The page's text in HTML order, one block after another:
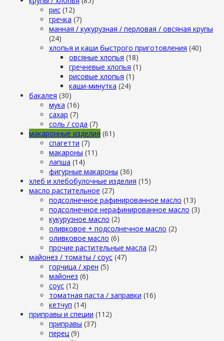
рис (12)
гречка (7)
манная / кукурузная / перловая / овсяная крупы
(24)
хлопья и каши быстрого приготовления (40)
овсяные хлопья (18)
гречневые хлопья (1)
рисовые хлопья (1)
каши-минутка (24)
бакалея (30)
мука (16)
сахар (7)
cоль / cода (7)
макаронные изделия (61)
cпагетти (7)
макароны (11)
лапша (14)
фигурные макароны (36)
хлеб и хлебобулочные изделия (15)
масло растительное (27)
подсолнечное рафинированное масло (13)
подсолнечное нерафинированное масло (3)
кукурузное масло (2)
оливковое + подсолнечное масло (2)
оливковое масло (6)
прочие растительные масла (2)
майонез / томаты / соус (47)
горчица / хрен (5)
майонез (6)
соус (12)
томатная паста / заправки (16)
кетчуп (14)
приправы и специи (112)
приправы (37)
перец (9)